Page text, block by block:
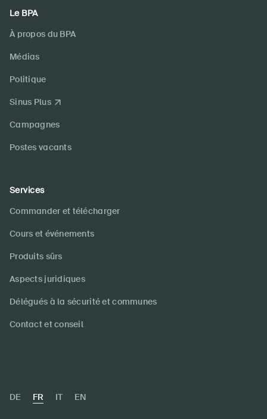
Le BPA
À propos du BPA
Médias
Politique
Sinus Plus
Campagnes
Postes vacants
Services
Commander et télécharger
Cours et événements
Produits sûrs
Aspects juridiques
Délégués à la sécurité et communes
Contact et conseil
DE FR IT EN